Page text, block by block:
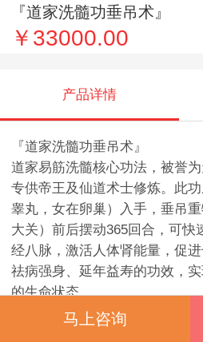
『道家洗髓功垂吊术』
￥33000.00
产品详情
『道家洗髓功垂吊术』
道家易筋洗髓核心功法，被誉
专供帝王及仙道术士修炼。此
睾丸，女在卵巢）入手，垂吊重
大关）前后摆动365回合，可快
经八脉，激活人体肾能量，促
祛病强身、延年益寿的功效，
的生命状态。
尊享核心功法马上咨询